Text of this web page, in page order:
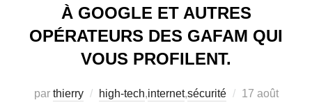
À GOOGLE ET AUTRES
OPÉRATEURS DES GAFAM QUI
VOUS PROFILENT.
par thierry high-tech,internet,sécurité
Publié
17 août